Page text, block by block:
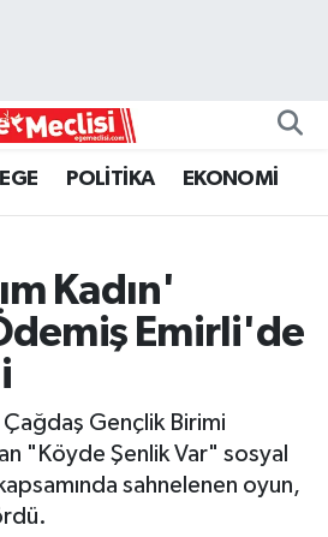
EGE POLİTİKA EKONOMİ
Kadın'
Emirli'de
Gençlik Birimi
"Köyde Şenlik Var" sosyal
sahnelenen oyun,